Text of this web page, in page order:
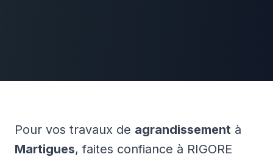
Pour vos travaux de agrandissement à
Martigues, faites confiance à RIGORE